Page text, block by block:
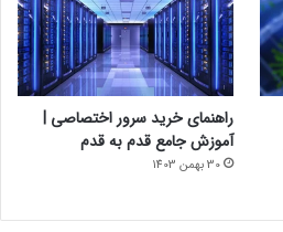
راهنمای خرید سرور اختصاصی |
آموزش جامع قدم به قدم
30 بهمن 1403